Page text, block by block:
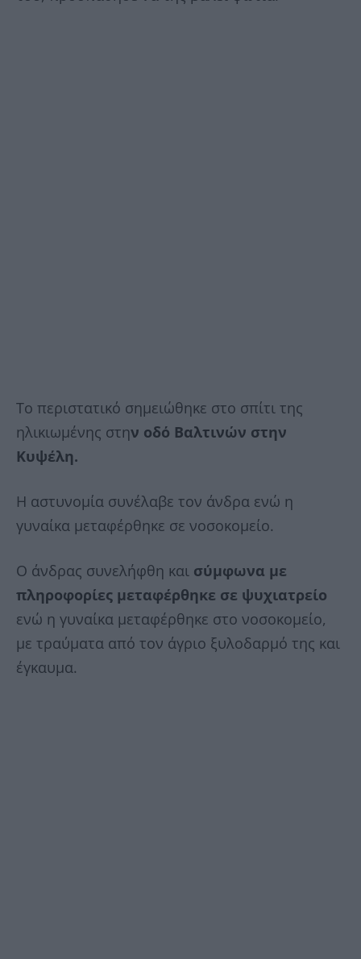
Το περιστατικό σημειώθηκε στο σπίτι της
ηλικιωμένης στην οδό Βαλτινών στην
Κυψέλη.
Η αστυνομία συνέλαβε τον άνδρα ενώ η
γυναίκα μεταφέρθηκε σε νοσοκομείο.
Ο άνδρας συνελήφθη και σύμφωνα με
πληροφορίες μεταφέρθηκε σε ψυχιατρείο
ενώ η γυναίκα μεταφέρθηκε στο νοσοκομείο,
με τραύματα από τον άγριο ξυλοδαρμό της και
έγκαυμα.